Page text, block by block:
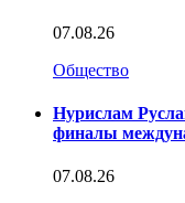
07.08.26
Общество
Нурислам
финалы
07.08.26